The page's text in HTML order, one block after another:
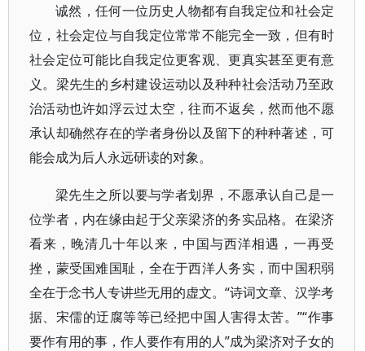
诚然，任何一位历史人物都有自我定位和社会定
位，社会定位与自我定位常常不能完全一致，但有时
社会定位可能比自我定位更客观、更真实甚至更有意
义。梁先生的乡村建设运动以及种种社会活动乃至政
治活动也许如浮云过太空，往而不返矣，然而他不愿
承认却确然存在的学者身份以及留下的种种著述，可
能会成为后人永远研读的对象。
梁先生之所以要与学者划界，不愿承认自己是一
位学者，内在缘由起于父亲梁济的务实品格。在梁济
看来，晚清几十年以来，中国与西洋相遇，一再受
挫，蒙受国难国耻，全在于西洋人务实，而中国积弱
全在于念书人专讲些无用的虚文。“诗词文章、汉学考
据、宋儒的迂腐等等已经把中国人害得太苦。”“作事
要作有用的事，作人要作有用的人”成为梁济对子女的